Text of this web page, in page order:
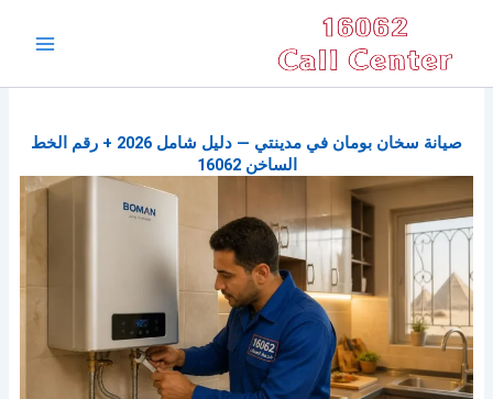
المحتوى
صيانة سخان بومان في مدينتي — دليل شامل 2026 + رقم الخط
الساخن 16062